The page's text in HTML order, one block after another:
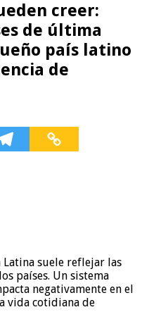
creer:
de última
país latino
de
suele reflejar las
países. Un sistema
negativamente en el
vida cotidiana de